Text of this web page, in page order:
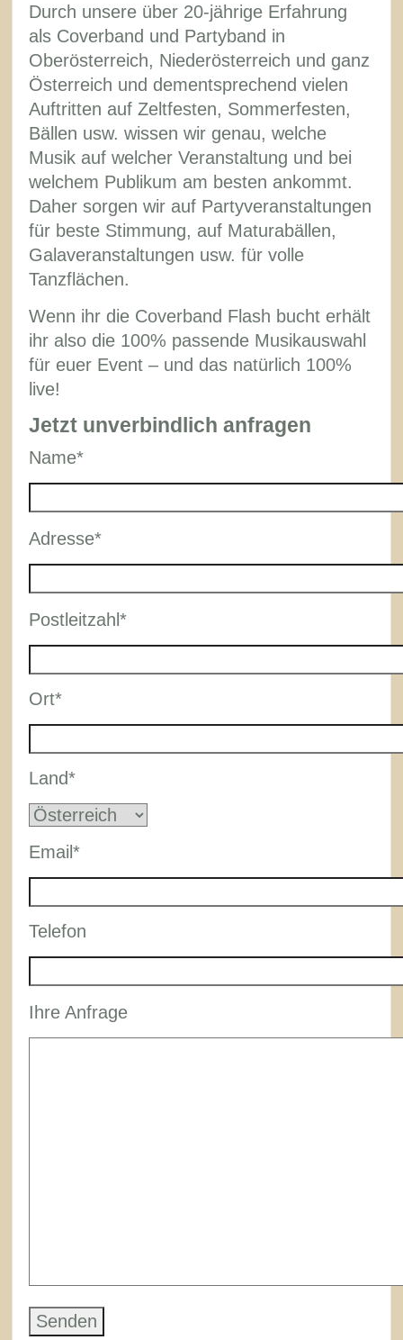
Durch unsere über 20-jährige Erfahrung
als Coverband und Partyband in
Oberösterreich, Niederösterreich und ganz
Österreich und dementsprechend vielen
Auftritten auf Zeltfesten, Sommerfesten,
Bällen usw. wissen wir genau, welche
Musik auf welcher Veranstaltung und bei
welchem Publikum am besten ankommt.
Daher sorgen wir auf Partyveranstaltungen
für beste Stimmung, auf Maturabällen,
Galaveranstaltungen usw. für volle
Tanzflächen.
Wenn ihr die Coverband Flash bucht erhält
ihr also die 100% passende Musikauswahl
für euer Event – und das natürlich 100%
live!
Jetzt unverbindlich anfragen
Name*
leave
field
empty.
Adresse*
leave
field
empty.
Postleitzahl*
Ort*
Land*
Email*
Telefon
leave
Ihre Anfrage
Please
leave